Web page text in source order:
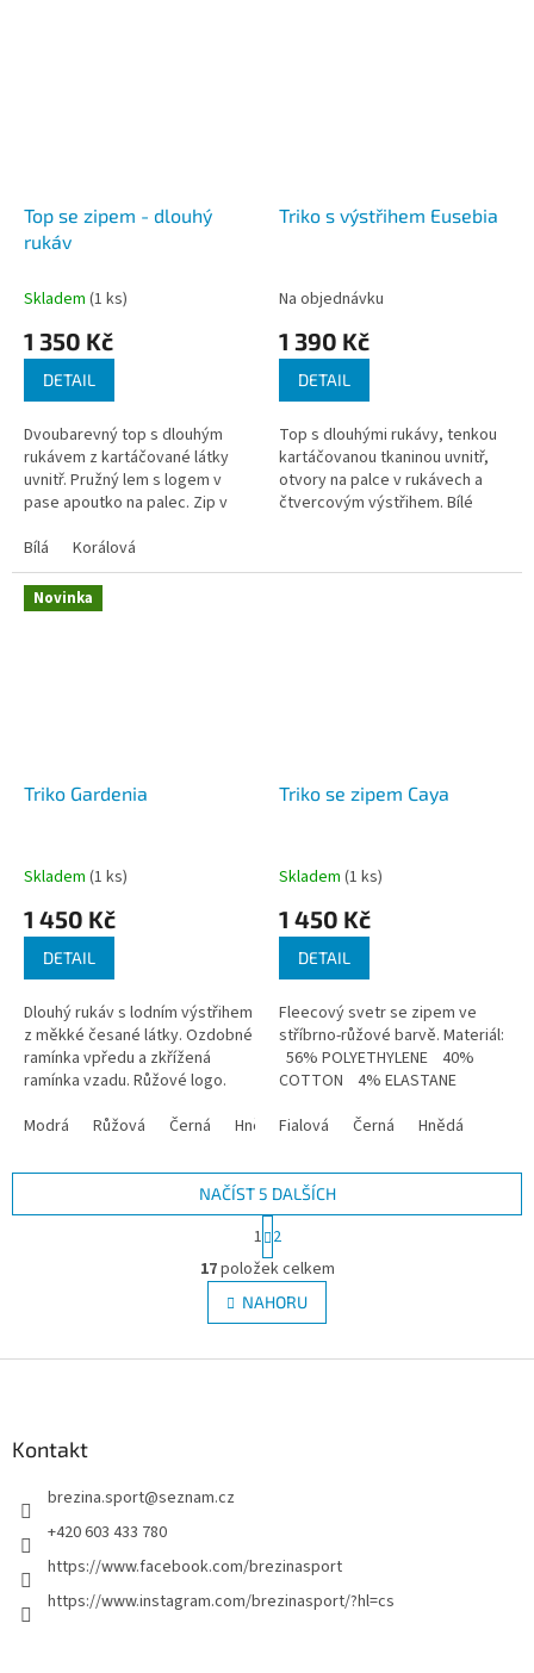
Top se zipem - dlouhý
rukáv
Skladem (1 ks)
1 350 Kč
DETAIL
Dvoubarevný top s dlouhým
rukávem z kartáčované látky
uvnitř. Pružný lem s logem v
pase apoutko na palec. Zip v
POLYAMIDE, 20% ELASTANE
Bílá Korálová
Triko s výstřihem Eusebia
Na objednávku
1 390 Kč
DETAIL
Top s dlouhými rukávy, tenkou
kartáčovanou tkaninou uvnitř,
otvory na palce v rukávech a
čtvercovým výstřihem. Bílé
Novinka
Triko Gardenia
Skladem (1 ks)
1 450 Kč
DETAIL
Dlouhý rukáv s lodním výstřihem
z měkké česané látky. Ozdobné
ramínka vpředu a zkřížená
ramínka vzadu. Růžové logo.
siluetu Materiál: 20%...
Modrá Růžová Černá Hnědá
Triko se zipem Caya
Skladem (1 ks)
1 450 Kč
DETAIL
Fleecový svetr se zipem ve
stříbrno-růžové barvě. Materiál:
56% POLYETHYLENE 40%
COTTON 4% ELASTANE
Fialová
Černá Hnědá
O
v
l
á
ý
p
NAČÍST 5 DALŠÍCH
t
r
á
n
k
v
1 2
17položek celkem
NAHORU
Kontakt
brezina.sport@seznam.cz
+420 603 433 780
https://www.facebook.com/brezinasport
https://www.instagram.com/brezinasport/?hl=cs